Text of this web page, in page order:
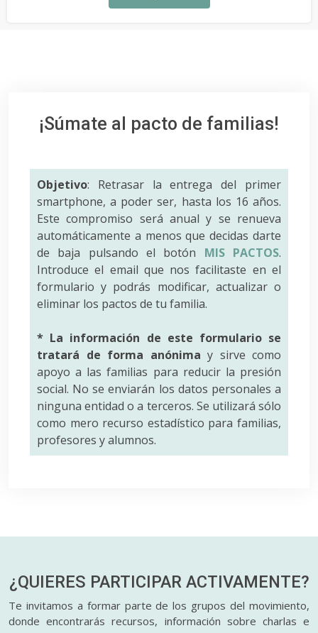
¡Súmate al pacto de familias!
Objetivo: Retrasar la entrega del primer
smartphone, a poder ser, hasta los 16 años.
Este compromiso será anual y se renueva
automáticamente a menos que decidas darte
de baja pulsando el botón MIS PACTOS.
Introduce el email que nos facilitaste en el
formulario y podrás modificar, actualizar o
eliminar los pactos de tu familia.
* La información de este formulario se
tratará de forma anónima y sirve como
apoyo a las familias para reducir la presión
social. No se enviarán los datos personales a
ninguna entidad o a terceros. Se utilizará sólo
como mero recurso estadístico para familias,
profesores y alumnos.
¿QUIERES PARTICIPAR ACTIVAMENTE?
Te invitamos a formar parte de los grupos del movimiento,
donde encontrarás recursos, información sobre charlas e